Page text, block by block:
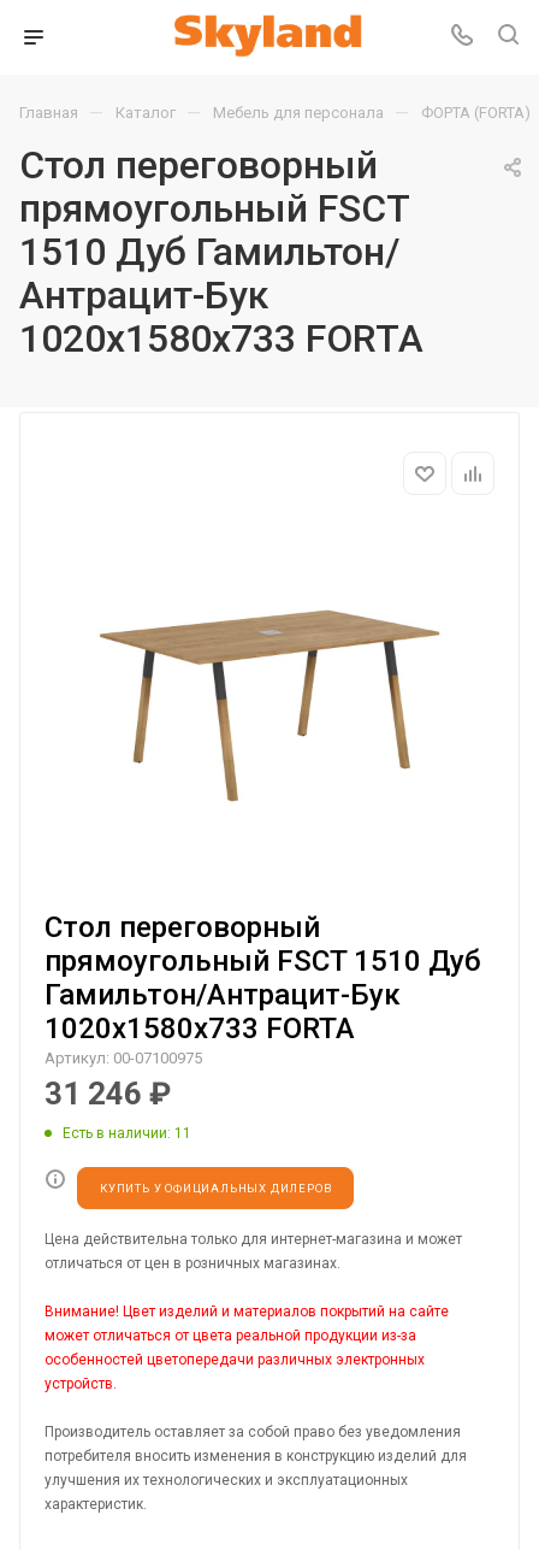
Главная — Каталог — Мебель для персонала — ФОРТА (FORTA)
Стол переговорный
прямоугольный FSCT
1510 Дуб Гамильтон/
Антрацит-Бук
1020х1580х733 FORTA
Стол переговорный
прямоугольный FSCT 1510 Дуб
Гамильтон/Антрацит-Бук
1020х1580х733 FORTA
Артикул: 00-07100975
31 246 ₽
Есть в наличии: 11
КУПИТЬ У ОФИЦИАЛЬНЫХ ДИЛЕРОВ
Цена действительна только для интернет-магазина и может
отличаться от цен в розничных магазинах.
Внимание! Цвет изделий и материалов покрытий на сайте
может отличаться от цвета реальной продукции из-за
особенностей цветопередачи различных электронных
устройств.
Производитель оставляет за собой право без уведомления
потребителя вносить изменения в конструкцию изделий для
улучшения их технологических и эксплуатационных
характеристик.